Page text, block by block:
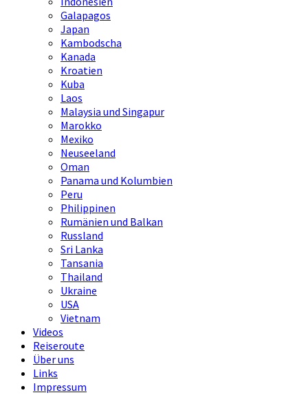
Galapagos
Japan
Kambodscha
Kanada
Kroatien
Kuba
Laos
Malaysia und Singapur
Marokko
Mexiko
Neuseeland
Oman
Panama und Kolumbien
Peru
Philippinen
Rumänien und Balkan
Russland
Sri Lanka
Tansania
Thailand
Ukraine
USA
Vietnam
Videos
Reiseroute
Über uns
Links
Impressum